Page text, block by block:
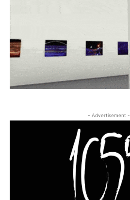
- Advertisement -